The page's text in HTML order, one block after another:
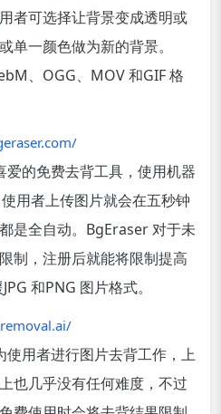
者可选择让背景变成透明或
单一颜色做为新的背景。
、OGG、MOV 和GIF 格
的免费去背工具，使用机器
用者上传图片就会在五秒钟
是全自动。BgEraser 对于未
制，注册后就能将限制提高
和PNG 图片格式。
使用者进行图片去背工作，上
也几乎没有任何难度，不过